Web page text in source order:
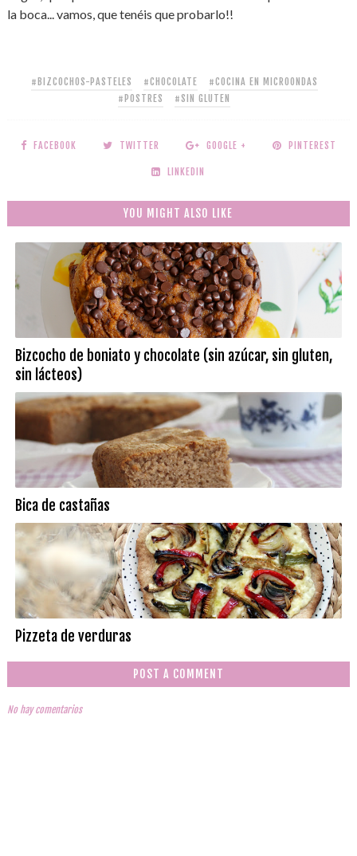
la boca... vamos, que tenéis que probarlo!!
#BIZCOCHOS-PASTELES #CHOCOLATE
#COCINA EN MICROONDAS
#POSTRES
#SIN GLUTEN
FACEBOOK TWITTER GOOGLE + PINTEREST
LINKEDIN
YOU MIGHT ALSO LIKE
Bizcocho de boniato y chocolate (sin azúcar, sin gluten,
sin lácteos)
Bica de castañas
Pizzeta de verduras
POST A COMMENT
No hay comentarios